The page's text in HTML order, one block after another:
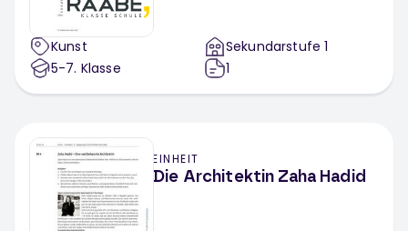
Kunst
5-7. Klasse
Sekundarstufe 1
1
EINHEIT
Die Architektin Zaha Hadid